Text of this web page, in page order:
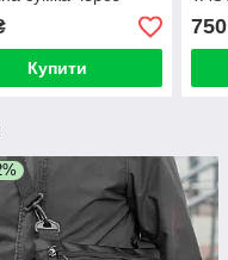
Купити
750